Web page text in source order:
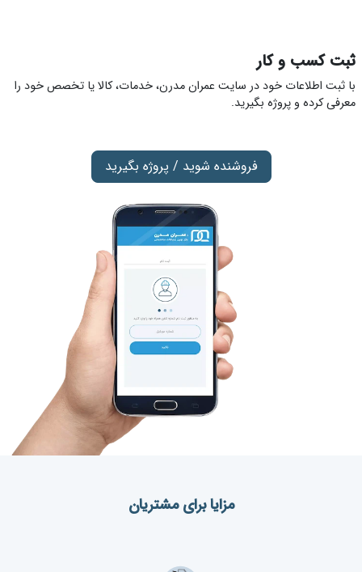
ثبت کسب و کار
با ثبت اطلاعات خود در سایت عمران مدرن، خدمات، کالا یا تخصص خود را
معرفی کرده و پروژه بگیرید.
فروشنده شوید / پروژه بگیرید
مزایا برای مشتریان